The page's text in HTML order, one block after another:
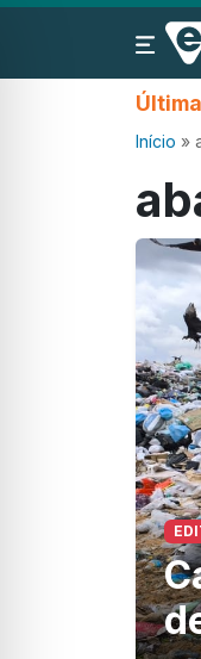
Início »